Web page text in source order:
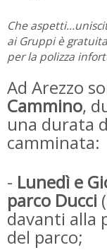
Che
ai Gruppi è
per la polizza
Ad Arezzo
Cammino,
una durata
camminata:
- Lunedì e
parco Ducci
davanti alla
del parco;